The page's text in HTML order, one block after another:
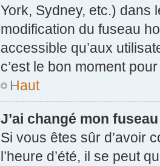
York, Sydney, etc.) dans
modification du fuseau
accessible qu’aux
c’est le bon moment
Haut
J’ai changé mon
Si vous êtes sûr d’avoir
l’heure d’été, il se peut